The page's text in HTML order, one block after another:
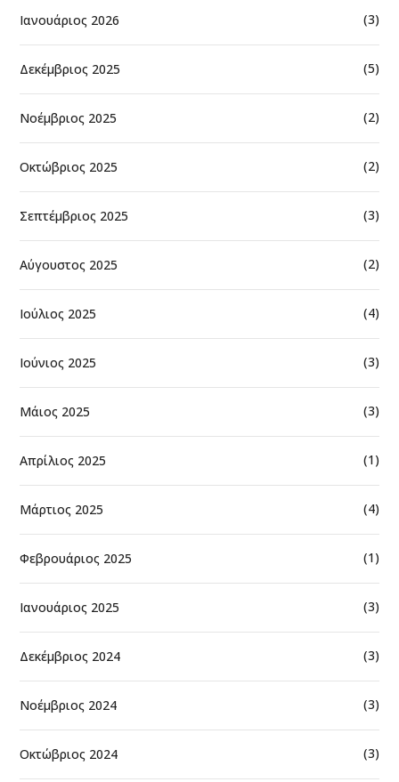
Ιανουάριος 2026 (3)
Δεκέμβριος 2025 (5)
Νοέμβριος 2025 (2)
Οκτώβριος 2025 (2)
Σεπτέμβριος 2025 (3)
Αύγουστος 2025 (2)
Ιούλιος 2025 (4)
Ιούνιος 2025 (3)
Μάιος 2025 (3)
Απρίλιος 2025 (1)
Μάρτιος 2025 (4)
Φεβρουάριος 2025 (1)
Ιανουάριος 2025 (3)
Δεκέμβριος 2024 (3)
Νοέμβριος 2024 (3)
Οκτώβριος 2024 (3)